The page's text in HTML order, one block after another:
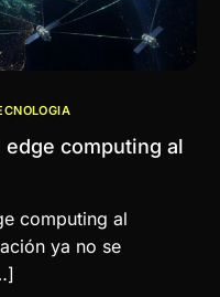
edge computing al
computing al
ya no se